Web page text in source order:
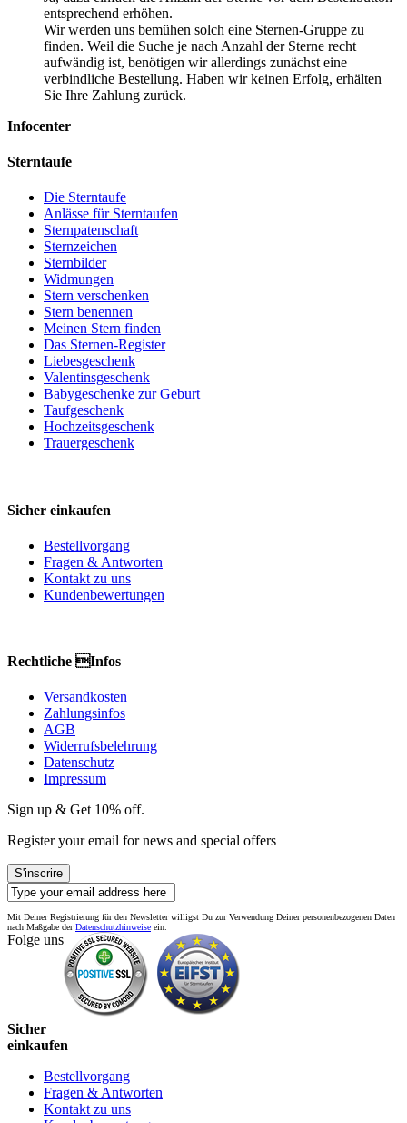
entsprechend erhöhen.
Wir werden uns bemühen solch eine Sternen-Gruppe zu
finden. Weil die Suche je nach Anzahl der Sterne recht
aufwändig ist, benötigen wir allerdings zunächst eine
verbindliche Bestellung. Haben wir keinen Erfolg, erhälten
Sie Ihre Zahlung zurück.
Infocenter
Sterntaufe
Die Sterntaufe
Anlässe für Sterntaufen
Sternpatenschaft
Sternzeichen
Sternbilder
Widmungen
Stern verschenken
Stern benennen
Meinen Stern finden
Das Sternen-Register
Liebesgeschenk
Valentinsgeschenk
Babygeschenke zur Geburt
Taufgeschenk
Hochzeitsgeschenk
Trauergeschenk
Sicher einkaufen
Bestellvorgang
Fragen & Antworten
Kontakt zu uns
Kundenbewertungen
Rechtliche Infos
Versandkosten
Zahlungsinfos
AGB
Widerrufsbelehrung
Datenschutz
Impressum
Sign up & Get 10% off.
Register your email for news and special offers
S'inscrire
Mit Deiner Registrierung für den Newsletter willigst Du zur Verwendung Deiner personenbezogenen Daten
nach Maßgabe derDatenschutzhinweise ein.
Folge uns
Sicher
einkaufen
Bestellvorgang
Fragen & Antworten
Kontakt zu uns